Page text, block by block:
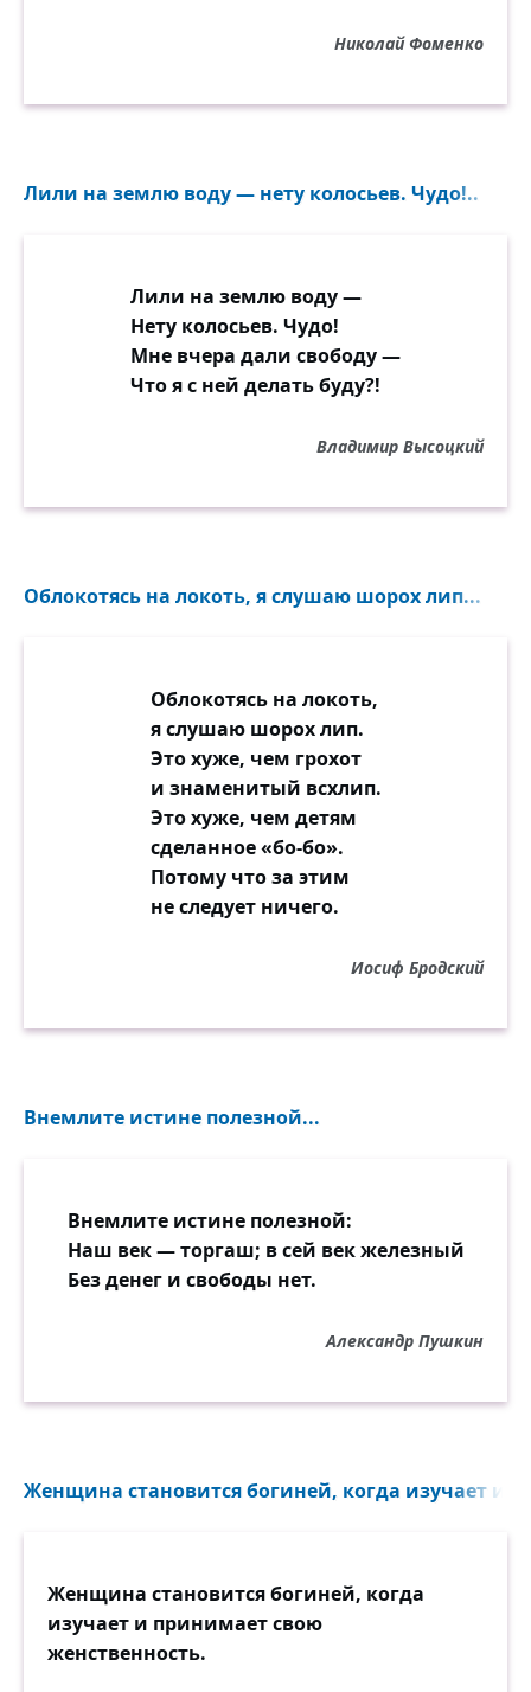
Николай Фоменко
Лили на землю воду — нету колосьев. Чудо!..
Лили на землю воду —
Нету колосьев. Чудо!
Мне вчера дали свободу —
Что я с ней делать буду?!
Владимир Высоцкий
Облокотясь на локоть, я слушаю шорох лип...
Облокотясь на локоть,
я слушаю шорох лип.
Это хуже, чем грохот
и знаменитый всхлип.
Это хуже, чем детям
сделанное «бо-бо».
Потому что за этим
не следует ничего.
Иосиф Бродский
Внемлите истине полезной...
Внемлите истине полезной:
Наш век — торгаш; в сей век железный
Без денег и свободы нет.
Александр Пушкин
Женщина становится богиней, когда изучает и
Женщина становится богиней, когда
изучает и принимает свою
женственность.